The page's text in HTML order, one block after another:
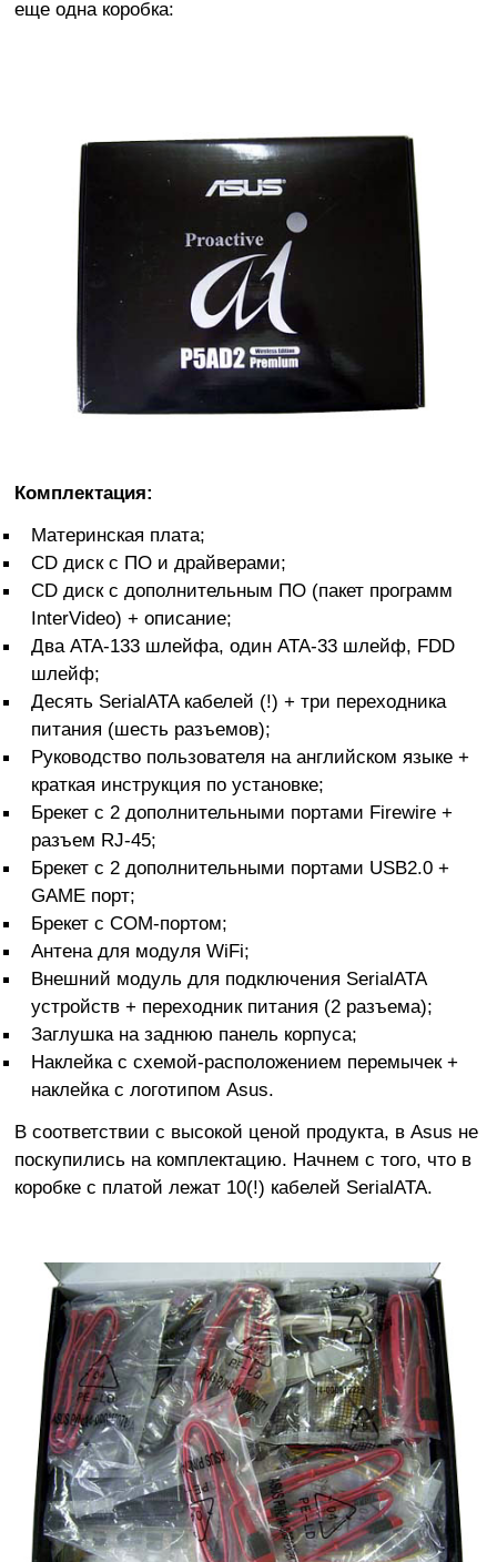
еще одна коробка:
Комплектация:
Материнская плата;
CD диск с ПО и драйверами;
CD диск с дополнительным ПО (пакет программ
InterVideo) + описание;
Два ATA-133 шлейфа, один ATA-33 шлейф, FDD
шлейф;
Десять SerialATA кабелей (!) + три переходника
питания (шесть разъемов);
Руководство пользователя на английском языке +
краткая инструкция по установке;
Брекет с 2 дополнительными портами Firewire +
разъем RJ-45;
Брекет с 2 дополнительными портами USB2.0 +
GAME порт;
Брекет с COM-портом;
Антена для модуля WiFi;
Внешний модуль для подключения SerialATA
устройств + переходник питания (2 разъема);
Заглушка на заднюю панель корпуса;
Наклейка с схемой-расположением перемычек +
наклейка с логотипом Asus.
В соответствии с высокой ценой продукта, в Asus не
поскупились на комплектацию. Начнем с того, что в
коробке с платой лежат 10(!) кабелей SerialATA.